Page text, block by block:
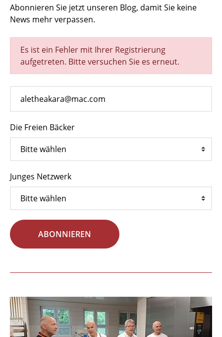
Abonnieren Sie jetzt unseren Blog, damit Sie keine
News mehr verpassen.
Es ist ein Fehler mit Ihrer Registrierung
aufgetreten. Bitte versuchen Sie es erneut.
Die Freien Bäcker
Junges Netzwerk
ABONNIEREN